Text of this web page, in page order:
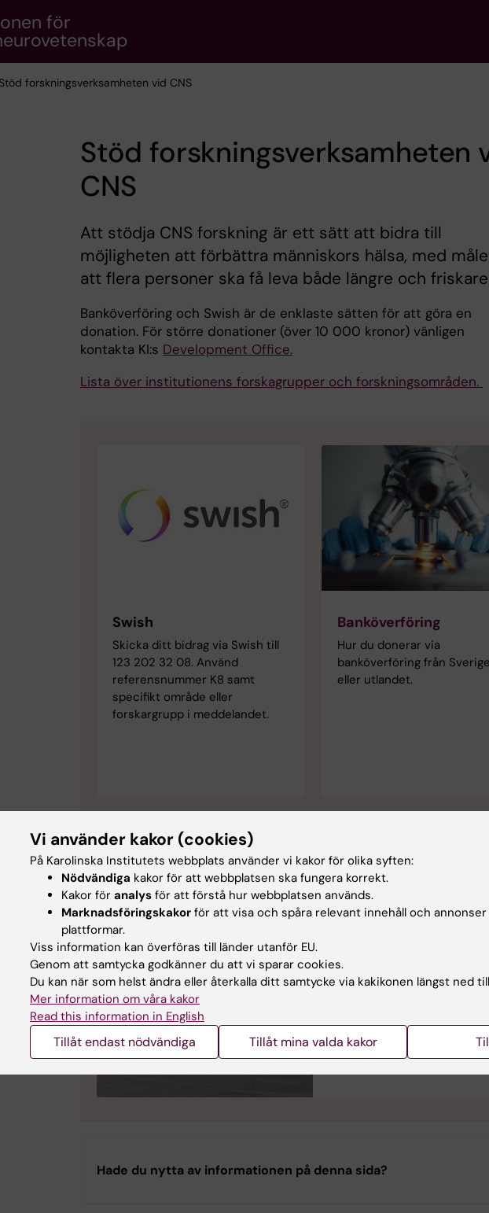
för
forskningsverksamheten vid CNS
Stöd forskningsverksamheten
CNS
Att stödja CNS forskning är ett sätt att bidra till
möjligheten att förbättra människors hälsa, med
att flera personer ska få leva både längre och
Banköverföring och Swish är de enklaste sätten för att göra en
donation. För större donationer (över 10 000 kronor) vänligen
kontakta KI:s Development Office.
Lista över institutionens forskagrupper och forskningsområden.
Swish
Skicka ditt bidrag via Swish till
123 202 32 08. Använd
referensnummer K8 samt
specifikt område eller
forskargrupp i meddelandet.
Banköverföring
Hur du donerar via
banköverföring från
eller utlandet.
Större donationer
KI:s Development Office
donation. Du är välkommen
skicka ett e-
Hade du nytta av informationen på denna sida?
Vi använder kakor (cookies)
På Karolinska Institutets webbplats använder vi kakor för olika syften:
Nödvändiga kakor för att webbplatsen ska fungera korrekt.
Kakor för analys för att förstå hur webbplatsen används.
Marknadsföringskakor för att visa och spåra relevant innehåll och
plattformar.
Viss information kan överföras till länder utanför EU.
Genom att samtycka godkänner du att vi sparar cookies.
Du kan när som helst ändra eller återkalla ditt samtycke via kakikonen längst ned
Mer information om våra kakor
Read this information in English
Tillåt endast nödvändiga Tillåt mina valda kakor